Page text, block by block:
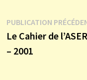
Navigation
de
PUBLICATION
Le Cahier de
– 2001